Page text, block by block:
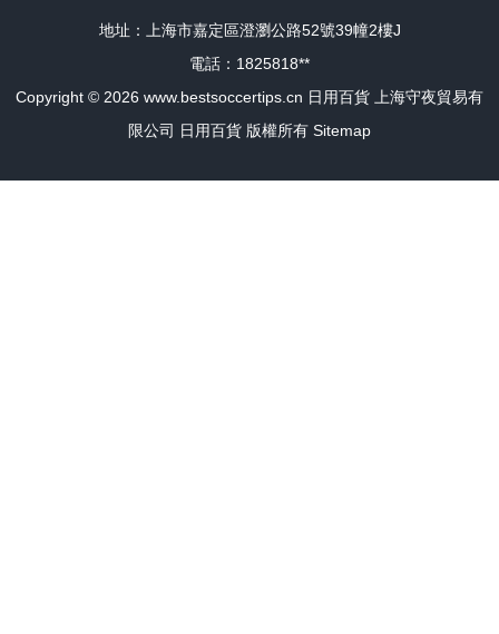
地址：上海市嘉定區澄瀏公路52號39幢2樓J
電話：1825818**
Copyright © 2026 www.bestsoccertips.cn 日用百貨
上海守夜貿易有
限公司 日用百貨 版權所有 Sitemap